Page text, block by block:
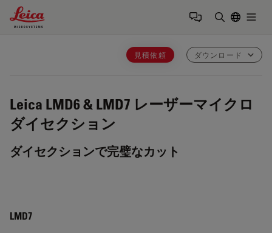
Leica Microsystems Logo
見積依頼 ダウンロード
Leica LMD6 & LMD7 レーザーマイクロ
ダイセクション
ダイセクションで完璧なカット
LMD7